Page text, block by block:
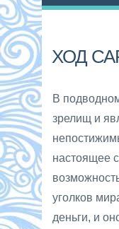
ХОД
В
зрелищ и
настоящее
уголков
деньги, и